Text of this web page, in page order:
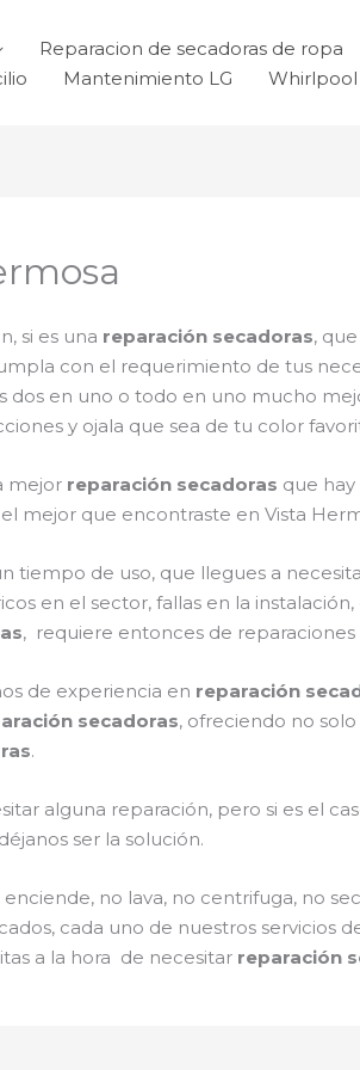
Reparacion de secadoras de ropa
Mantenimiento LG Whirlpool
si es una reparación secadoras,
con el requerimiento de tus
dos en uno o todo en uno mucho
y ojala que sea de tu color
mejor reparación secadoras que
mejor que encontraste en Vista
tiempo de uso, que llegues a
en el sector, fallas en la
, requiere entonces de reparaciones
de experiencia en reparación
secadoras, ofreciendo no
.
alguna reparación, pero si es el
ser la solución.
no lava, no centrifuga, no
cada uno de nuestros servicios
a la hora de necesitar reparación